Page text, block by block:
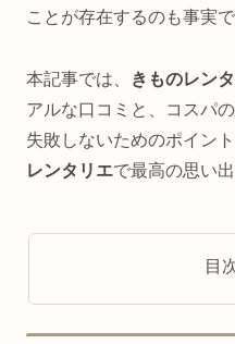
ことが存在するのも事実で
本記事では、 きものレン
アルな口コミと、コスパ
失敗しないためのポイン
レンタリエで最高の思い
目